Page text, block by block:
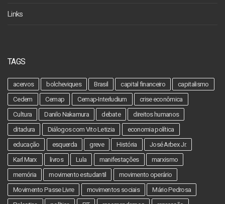
Links
TAGS
acervos bolcheviques Brasil capital financeiro
capitalismo
Cedem
Cemap Cemap-Interludium
crise econômica
Cultura
Danilo Nakamura debate
direitos humanos
ditadura
Diálogos com Vito Letizia
economia política
educação
esquerda greve História
José Arbex Jr.
Karl Marx
livros Lula manifestações
marxismo
memória
movimento estudantil
movimento operário
Movimento Passe Livre
movimentos sociais
Mário Pedrosa